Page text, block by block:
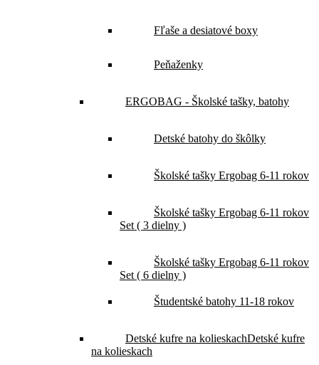
Fľaše a desiatové boxy
Peňaženky
ERGOBAG - Školské tašky, batohy
Detské batohy do škôlky
Školské tašky Ergobag 6-11 rokov
Školské tašky Ergobag 6-11 rokov
Set ( 3 dielny )
Školské tašky Ergobag 6-11 rokov
Set ( 6 dielny )
Študentské batohy 11-18 rokov
Detské kufre na kolieskachDetské kufre
na kolieskach